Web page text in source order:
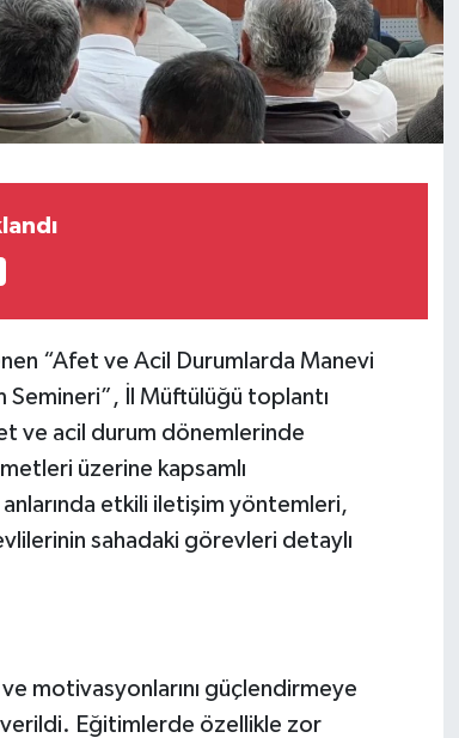
“Afet ve Acil Durumlarda Manevi
Semineri”, İl Müftülüğü toplantı
ve acil durum dönemlerinde
üzerine kapsamlı
etkili iletişim yöntemleri,
sahadaki görevleri detaylı
motivasyonlarını güçlendirmeye
verildi. Eğitimlerde özellikle zor